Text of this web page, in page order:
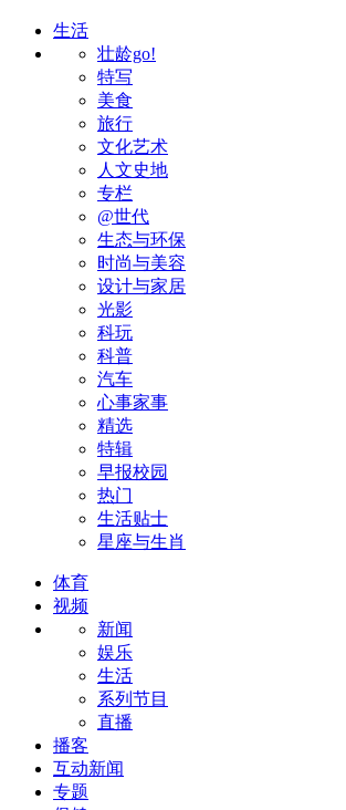
生活
壮龄go!
特写
美食
旅行
文化艺术
人文史地
专栏
@世代
生态与环保
时尚与美容
设计与家居
光影
科玩
科普
汽车
心事家事
精选
特辑
早报校园
热门
生活贴士
星座与生肖
体育
视频
新闻
娱乐
生活
系列节目
直播
播客
互动新闻
专题